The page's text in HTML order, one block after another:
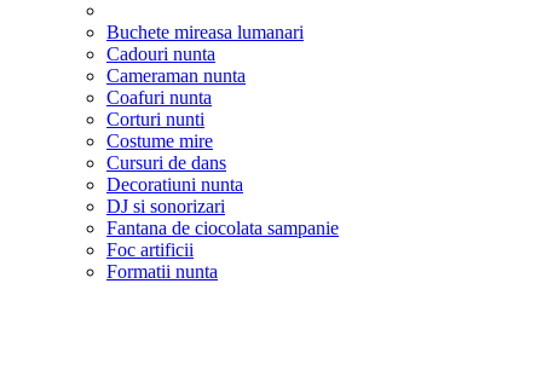
Buchete mireasa lumanari
Cadouri nunta
Cameraman nunta
Coafuri nunta
Corturi nunti
Costume mire
Cursuri de dans
Decoratiuni nunta
DJ si sonorizari
Fantana de ciocolata sampanie
Foc artificii
Formatii nunta